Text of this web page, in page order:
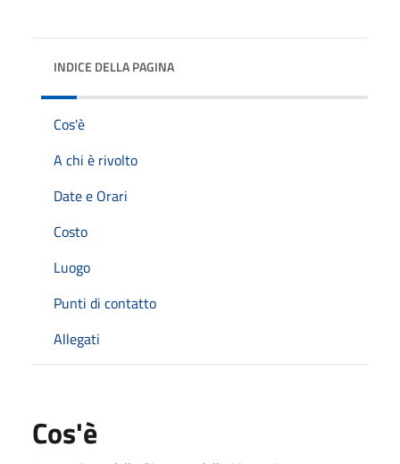
INDICE DELLA PAGINA
Cos'è
A chi è rivolto
Date e Orari
Costo
Luogo
Punti di contatto
Allegati
Cos'è